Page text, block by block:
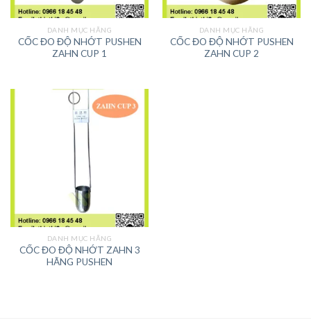
DANH MỤC HÃNG
CỐC ĐO ĐỘ NHỚT PUSHEN
ZAHN CUP 1
DANH MỤC HÃNG
CỐC ĐO ĐỘ NHỚT PUSHEN
ZAHN CUP 2
DANH MỤC HÃNG
CỐC ĐO ĐỘ NHỚT ZAHN 3
HÃNG PUSHEN